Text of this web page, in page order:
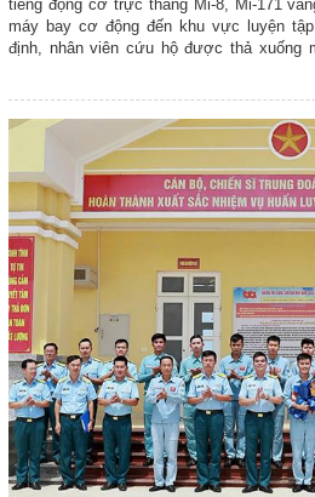
tiếng động cơ trực thăng Mi-8, Mi-171
máy bay cơ động đến khu vực luyện
định, nhân viên cứu hộ được thả xuống
dụng để tiếp cận người bị nạn. Từng
hiệp đồng chính xác giữa phi công, tổ
treo cứu người trên biển do Trung đoàn
nâng cao năng lực tìm kiếm, cứu hộ, cứu
trong mọi tình huống.